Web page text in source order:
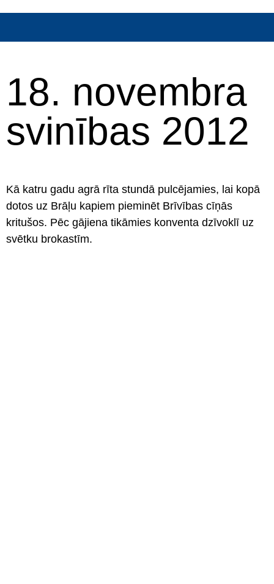
18. novembra
svinības 2012
Kā katru gadu agrā rīta stundā pulcējamies, lai kopā
dotos uz Brāļu kapiem pieminēt Brīvības cīņās
kritušos. Pēc gājiena tikāmies konventa dzīvoklī uz
svētku brokastīm.